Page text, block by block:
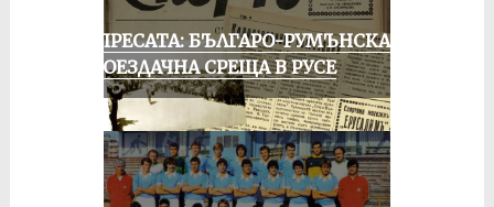
ОТ ПРЕСАТА: БЪЛГАРО-РУМЪНСКА
КОЛОЕЗДАЧНА СРЕЩА В РУСЕ